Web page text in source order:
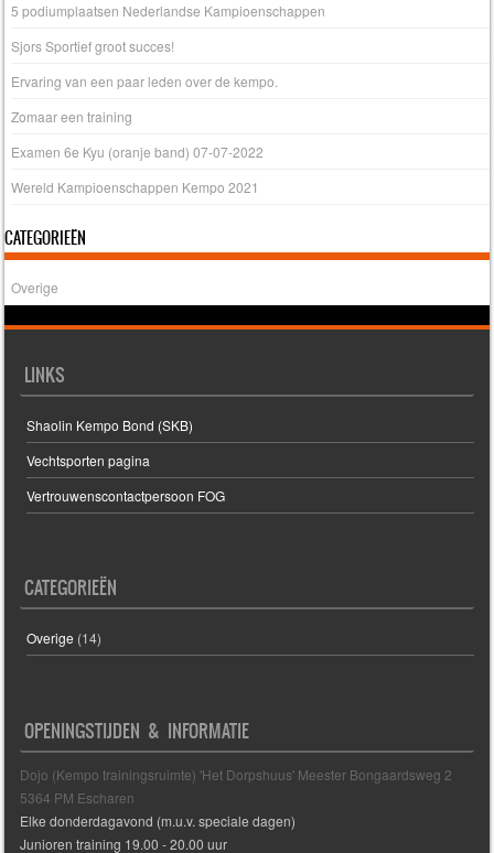
5 podiumplaatsen Nederlandse Kampioenschappen
Sjors Sportief groot succes!
Ervaring van een paar leden over de kempo.
Zomaar een training
Examen 6e Kyu (oranje band) 07-07-2022
Wereld Kampioenschappen Kempo 2021
CATEGORIEËN
Overige
LINKS
Shaolin Kempo Bond (SKB)
Vechtsporten pagina
Vertrouwenscontactpersoon FOG
CATEGORIEËN
Overige (14)
OPENINGSTIJDEN & INFORMATIE
Dojo (Kempo trainingsruimte) 'Het Dorpshuus' Meester Bongaardsweg 2
5364 PM Escharen
Elke donderdagavond (m.u.v. speciale dagen)
Junioren training 19.00 - 20.00 uur